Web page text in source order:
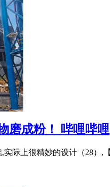
磨成粉！ 哔哩哔哩
际上很精妙的设计（28）